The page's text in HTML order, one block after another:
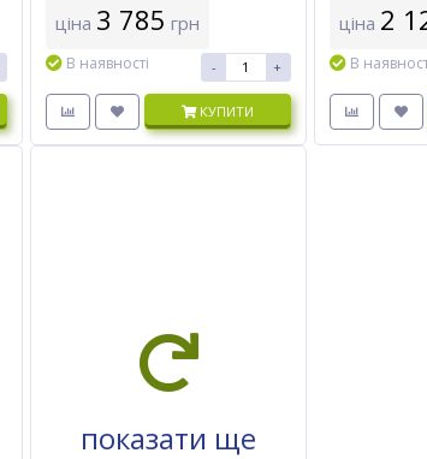
ціна 3 785 грн
В наявності - +
КУПИТИ
ціна 2
В
показати ще